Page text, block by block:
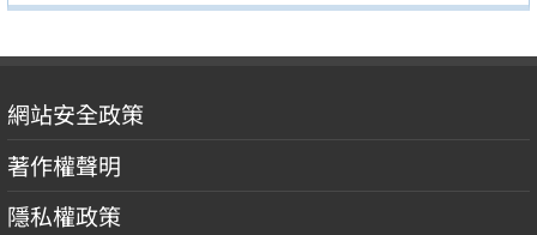
網站安全政策
著作權聲明
隱私權政策